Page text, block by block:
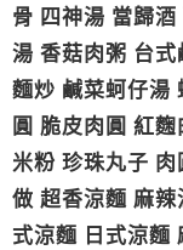
骨 四神湯 當歸
湯 香菇肉粥 台
麵炒 鹹菜蚵仔湯
圓 脆皮肉圓 紅
米粉 珍珠丸子
做 超香涼麵 麻
式涼麵 日式涼麵